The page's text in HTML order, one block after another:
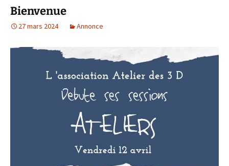
Bienvenue
27 mars 2024 Annonce